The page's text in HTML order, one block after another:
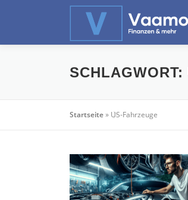
SCHLAGWORT:
Startseite» US-Fahrzeuge